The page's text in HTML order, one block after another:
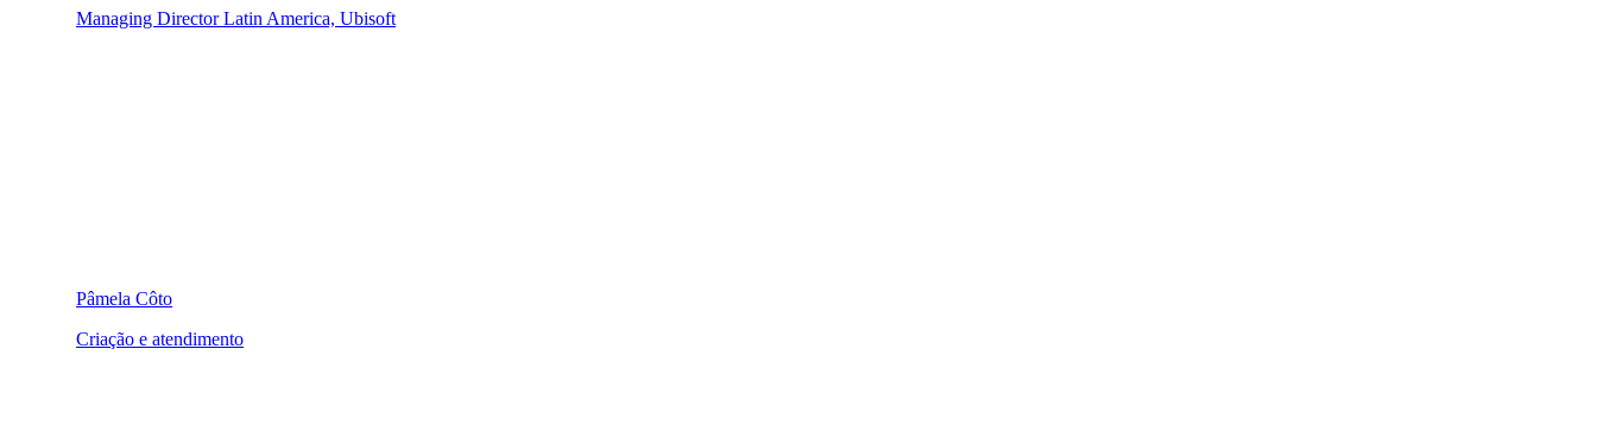
Managing Director Latin America, Ubisoft
Pâmela Côto
Criação e atendimento